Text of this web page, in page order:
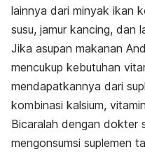
lainnya dari minyak ikan
susu, jamur kancing, dan
Jika asupan makanan
mencukup kebutuhan
mendapatkannya dari
kombinasi kalsium,
Bicaralah dengan dokter
mengonsumsi suplemen